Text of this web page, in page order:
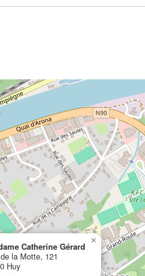
Catherine Gérard
la Motte, 121
Huy
×